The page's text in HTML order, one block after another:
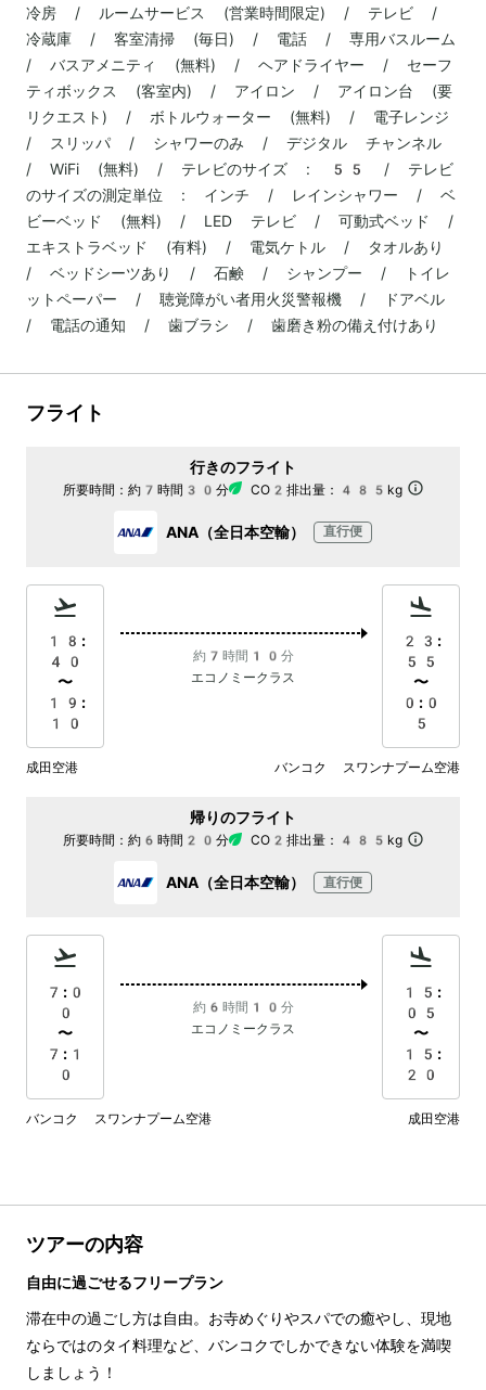
冷房 / ルームサービス (営業時間限定) / テレビ /
冷蔵庫 / 客室清掃 (毎日) / 電話 / 専用バスルーム
/ バスアメニティ (無料) / ヘアドライヤー / セーフ
ティボックス (客室内) / アイロン / アイロン台 (要
リクエスト) / ボトルウォーター (無料) / 電子レンジ
/ スリッパ / シャワーのみ / デジタル チャンネル
/ WiFi (無料) / テレビのサイズ : 55 / テレビ
のサイズの測定単位 : インチ / レインシャワー / ベ
ビーベッド (無料) / LED テレビ / 可動式ベッド /
エキストラベッド (有料) / 電気ケトル / タオルあり
/ ベッドシーツあり / 石鹸 / シャンプー / トイレ
ットペーパー / 聴覚障がい者用火災警報機 / ドアベル
/ 電話の通知 / 歯ブラシ / 歯磨き粉の備え付けあり
フライト
行きのフライト
所要時間： 約7時間30分 CO2排出量： 485kg
ANA（全日本空輸） 直行便
18:
40
〜
19:
10
約7時間10分
エコノミークラス
23:
55
〜
0:0
5
成田空港 バンコク スワンナプーム空港
帰りのフライト
所要時間： 約6時間20分 CO2排出量： 485kg
ANA（全日本空輸） 直行便
7:0
0
〜
7:1
0
約6時間10分
エコノミークラス
15:
05
〜
15:
20
バンコク スワンナプーム空港 成田空港
ツアーの内容
自由に過ごせるフリープラン
滞在中の過ごし方は自由。お寺めぐりやスパでの癒やし、現地
ならではのタイ料理など、バンコクでしかできない体験を満喫
しましょう！